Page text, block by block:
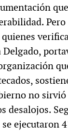
Pero
Delgado,
no sirvió
desalojos.
ejecutaron